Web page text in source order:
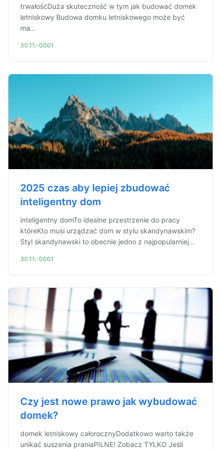
trwałośćDuża skuteczność w tym jak budować domek
letniskowy Budowa domku letniskowego może być
ma...
30.11.-0001
2025 czas aby lepiej zbudować
inteligentny dom
inteligentny domTo idealne przestrzenie do pracy
któreKto musi urządzać dom w stylu skandynawskim?
Styl skandynawski to obecnie jedno z najpopularniej...
30.11.-0001
Czy jest nowe prawo jak wybudować
domek?
domek letniskowy całorocznyDodatkowo warto także
unikać suszenia praniaPILNE! Zobacz TYLKO Jeśli